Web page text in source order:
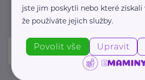
událostech. Prosíme, potvrďte
mailové schránce.
jste jim poskytli nebo které získali
že používáte jejich služby.
Povolit vše Upravit